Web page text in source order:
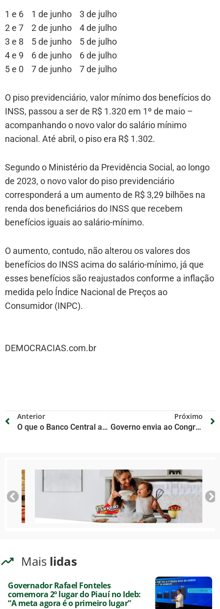
1 e 6 1 de junho 3 de julho
2 e 7 2 de junho 4 de julho
3 e 8 5 de junho 5 de julho
4 e 9 6 de junho 6 de julho
5 e 0 7 de junho 7 de julho
O piso previdenciário, valor mínimo dos benefícios do
INSS, passou a ser de R$ 1.320 em 1º de maio –
acompanhando o novo valor do salário mínimo
nacional. Até abril, o piso era R$ 1.302.
Segundo o Ministério da Previdência Social, ao longo
de 2023, o novo valor do piso previdenciário
corresponderá a um aumento de R$ 3,29 bilhões na
renda dos beneficiários do INSS que recebem
benefícios iguais ao salário-mínimo.
O aumento, contudo, não alterou os valores dos
benefícios do INSS acima do salário-mínimo, já que
esses benefícios são reajustados conforme a inflação
medida pelo Índice Nacional de Preços ao
Consumidor (INPC).
DEMOCRACIAS.com.br
Anterior
O que o Banco Central ainda espera para baixar os juros do país
Próximo
Governo envia ao Congresso projeto de lei com política para reajuste do salário mínimo
Mais lidas
Governador Rafael Fonteles
comemora 2º lugar do Piauí no Ideb:
“A meta agora é o primeiro lugar”